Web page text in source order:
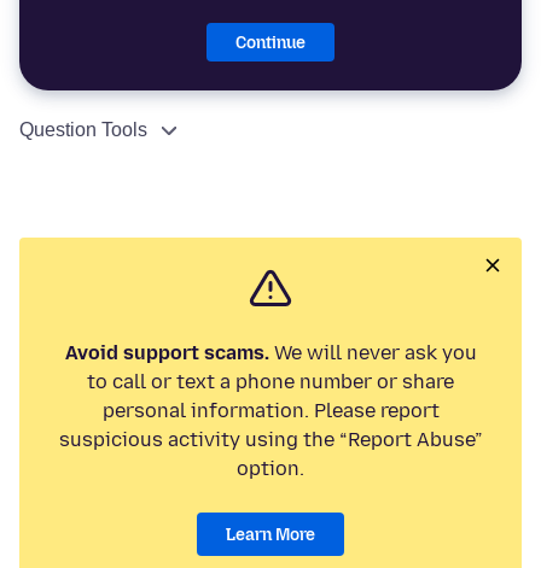
Continue
Question Tools
Avoid support scams.We will never ask you
to call or text a phone number or share
personal information. Please report
suspicious activity using the “Report Abuse”
option.
Learn More